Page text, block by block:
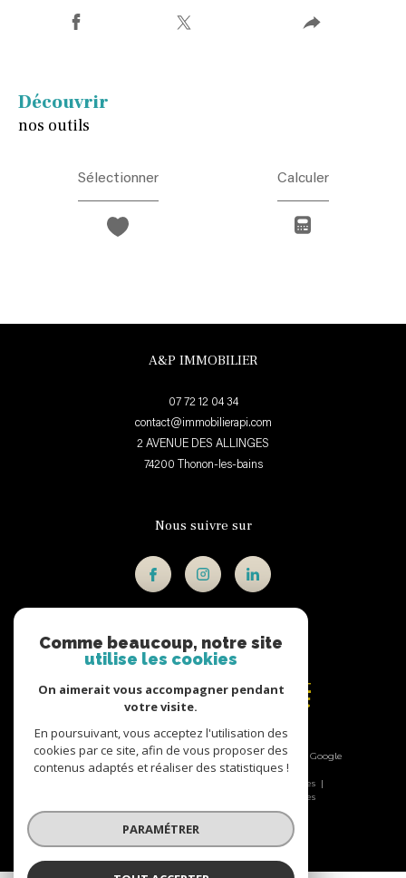
découvrir
nos outils
Sélectionner Calculer
A&P IMMOBILIER
07 72 12 04 34
contact@immobilierapi.com
2 AVENUE DES ALLINGES
74200
thonon-les-bains
Nous suivre sur
Adhérents
© 2026 | Tous droits réservés | Traduction powered by Google
|
Mentions légales
Cookies
Comme beaucoup, notre site
utilise les cookies
On aimerait vous accompagner pendant
votre visite.
En poursuivant, vous acceptez l'utilisation des
cookies par ce site, afin de vous proposer des
contenus adaptés et réaliser des statistiques !
PARAMÉTRER